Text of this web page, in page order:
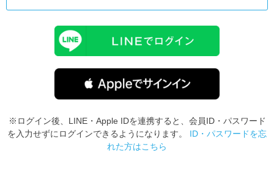
※ログイン後、LINE・Apple IDを連携すると、会員ID・パスワード
を入力せずにログインできるようになります。 ID・パスワードを忘
れた方はこちら